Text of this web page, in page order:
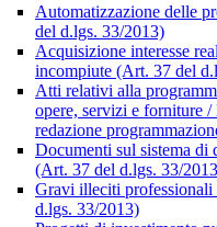
Automatizzazione delle
del d.lgs. 33/2013)
Acquisizione interesse
incompiute (Art. 37 del
Atti relativi alla
opere, servizi e forniture /
redazione
Documenti sul sistema di
(Art. 37 del d.lgs. 33/
Gravi illeciti
d.lgs. 33/2013)